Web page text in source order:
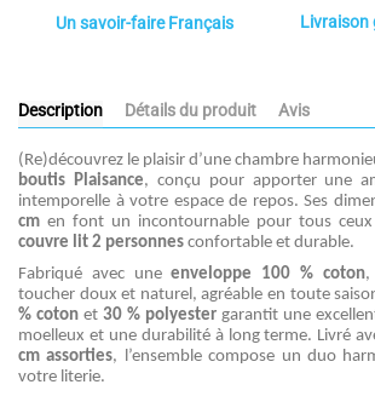
Un savoir-faire Français Livraison
Description Détails du produit Avis
(Re)découvrez le plaisir d’une chambre
boutis Plaisance, conçu pour apporter une
intemporelle à votre espace de repos. Ses
cm en font un incontournable pour tous
couvre lit 2 personnes confortable et durable.
Fabriqué avec uneenveloppe 100 % coton,
toucher doux et naturel, agréable en toute
% coton et 30 % polyester garantit une
moelleux et une durabilité à long terme. Livré
cm assorties, l’ensemble compose un duo
votre literie.